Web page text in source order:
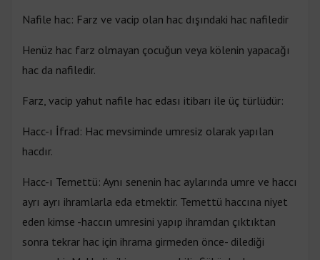
Nafile hac: Farz ve vacip olan hac dışındaki hac nafiledir
Henüz hac farz olmayan çocuğun veya kölenin yapacağı
hac da nafiledir.
Farz, vacip yahut nafile hac edası itibarı ile üç türlüdür:
Hacc-ı İfrad: Hac mevsiminde umresiz olarak yapılan
hacdır.
Hacc-ı Temettü: Aynı senenin hac aylarında umre ve haccı
ayrı ayrı ihramlarla eda etmektir. Temettü haccına niyet
eden kimse -haccın umresini yapıp ihramdan çıktıktan
sonra tekrar hac için ihrama girmeden önce- dilediği